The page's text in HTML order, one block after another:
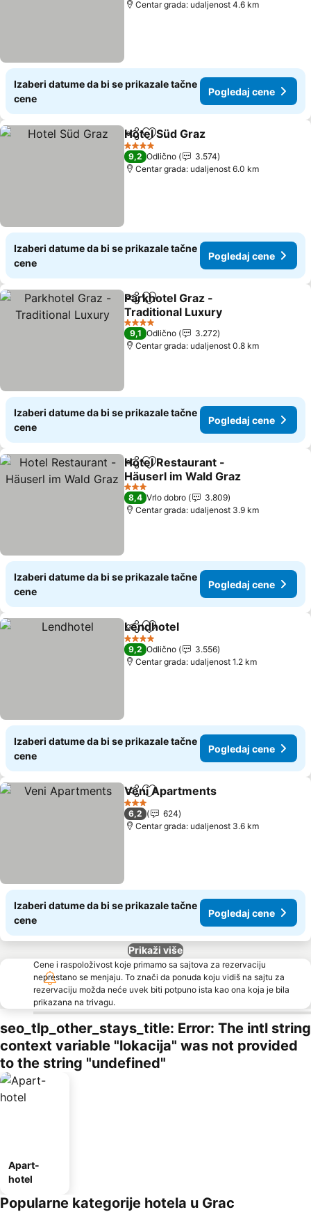
Centar grada: udaljenost 4.6 km
Izaberi datume da bi se prikazale tačne
cene
Pogledaj cene
Deli Dodati u favorite
Hotel Süd Graz
4 Zvezdice
9,2 Odlično
3.574
Centar grada: udaljenost 6.0 km
Izaberi datume da bi se prikazale tačne
cene
Pogledaj cene
Deli Dodati u favorite
Parkhotel Graz -
Traditional Luxury
Pogledaj cene
4 Zvezdice
9,1 Odlično
3.272
Centar grada: udaljenost 0.8 km
Izaberi datume da bi se prikazale tačne
cene
Pogledaj cene
Deli Dodati u favorite
Hotel Restaurant -
Häuserl im Wald Graz
Pogledaj cene
3 Zvezdice
8,4 Vrlo dobro
3.809
Centar grada: udaljenost 3.9 km
Izaberi datume da bi se prikazale tačne
cene
Pogledaj cene
Deli Dodati u favorite
Lendhotel
4 Zvezdice
9,2 Odlično
3.556
Centar grada: udaljenost 1.2 km
Izaberi datume da bi se prikazale tačne
cene
Pogledaj cene
Deli Dodati u favorite
Veni Apartments
3 Zvezdice
6,2
624
Centar grada: udaljenost 3.6 km
Izaberi datume da bi se prikazale tačne
cene
Pogledaj cene
Prikaži više
Cene i raspoloživost koje primamo sa sajtova za rezervaciju
neprestano se menjaju. To znači da ponuda koju vidiš na sajtu za
rezervaciju možda neće uvek biti potpuno ista kao ona koja je bila
prikazana na trivagu.
seo_tlp_other_stays_title: Error: The intl string
context variable "lokacija" was not provided
to the string "undefined"
Apart-
hotel
Popularne kategorije hotela u Grac